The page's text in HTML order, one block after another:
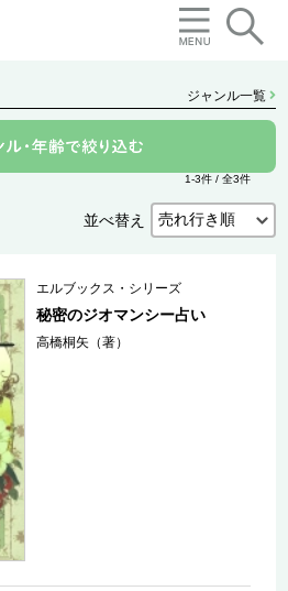
ジャンル一覧
1-3件 / 全3件
並べ替え
エルブックス・シリーズ
秘密のジオマンシー占い
高橋桐矢（著）